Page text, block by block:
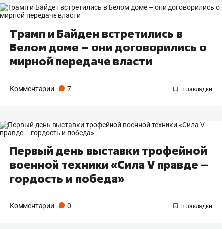
Трамп и Байден встретились в
Белом доме – они договорились о
мирной передаче власти
Комментарии 7
Первый день выставки трофейной
военной техники «Сила V правде –
гордость и победа»
Комментарии 0